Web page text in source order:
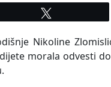
Nikoline
morala odvesti